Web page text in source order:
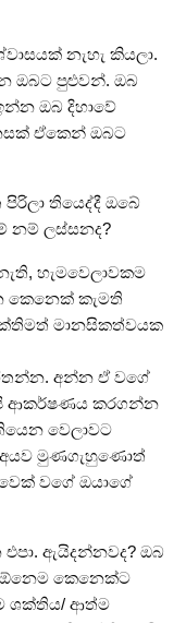
නැහැ කියලා.
ඔබට පුළුවන්‌. ඔබ
ඔබ දිහාවේ
ඒකෙන්‌ ඔබට
තියෙද්දී ඔබේ
නම්‌ ලස්සනද?
හැමවෙලාවකම
කෙනෙක්‌ කැමති
මානසිකත්වයක
අන්න ඒ වගේ
ආකර්ෂණය කරගන්න
වෙලාවට
අයව මුණගැහුණොත්‌
වගේ ඔයාගේ
ඇයිදන්නවද? ඔබ
ඕනෙම කෙනෙක්ට
ශක්තිය/ ආත්ම